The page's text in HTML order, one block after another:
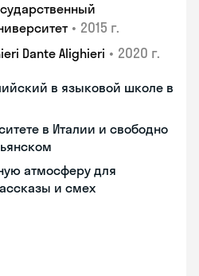
• 2015 г.
Dante Alighieri • 2020 г.
в языковой школе в
в Италии и свободно
атмосферу для
и смех